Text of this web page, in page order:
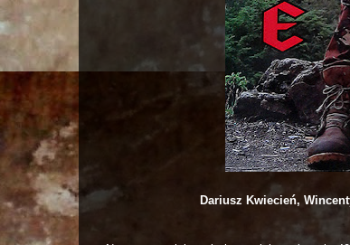
Dariusz Kwiecień,